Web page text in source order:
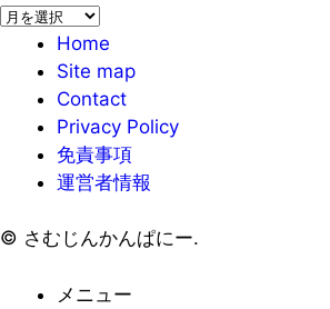
ア
Home
Site map
Contact
Privacy Policy
免責事項
運営者情報
© さむじんかんぱにー.
メニュー